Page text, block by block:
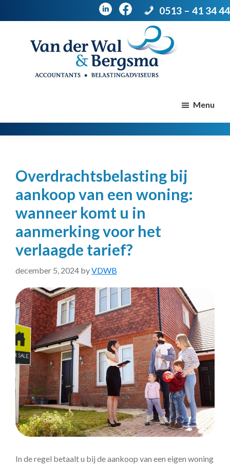
0513 – 41 34 44
Menu
Overdrachtsbelasting bij
aankoop van een woning:
wanneer komt u in
aanmerking voor het
verlaagde tarief?
december 5, 2024 byVDWB
In de regel betaalt u bij de aankoop van een eigen woning